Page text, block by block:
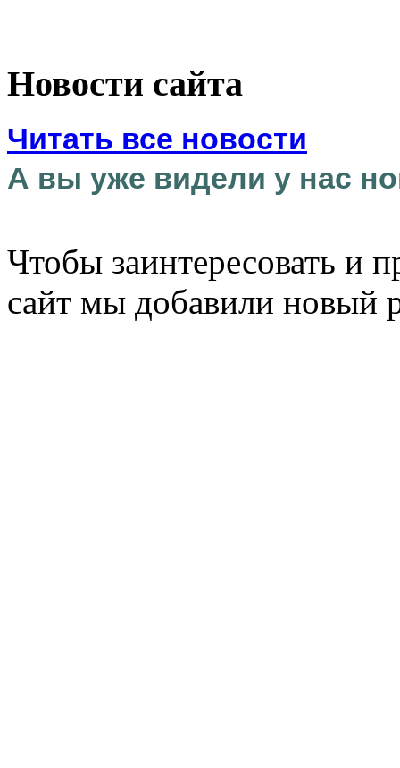
Новости сайта
Читать все новости
А вы уже видели у нас
Чтобы заинтересовать и
сайт мы добавили новый